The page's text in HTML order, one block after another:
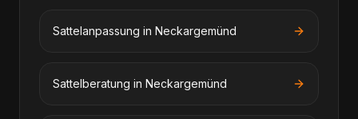
Sattelanpassung in Neckargemünd
Sattelberatung in Neckargemünd